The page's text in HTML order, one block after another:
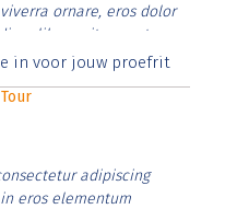
ornare, eros dolor
libero vitae erat.
id rutrum lorem
in voor jouw proefrit
adipiscing
eros elementum